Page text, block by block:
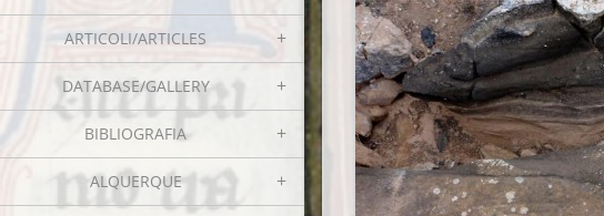
ARTICOLI/ARTICLES
DATABASE/GALLERY
BIBLIOGRAFIA
ALQUERQUE